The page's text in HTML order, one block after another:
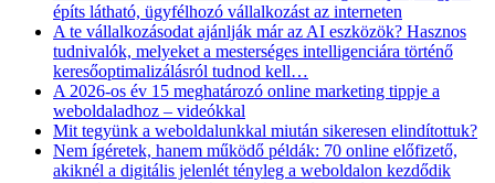
építs látható, ügyfélhozó vállalkozást az interneten
A te vállalkozásodat ajánlják már az AI eszközök? Hasznos
tudnivalók, melyeket a mesterséges intelligenciára történő
keresőoptimalizálásról tudnod kell…
A 2026-os év 15 meghatározó online marketing tippje a
weboldaladhoz – videókkal
Mit tegyünk a weboldalunkkal miután sikeresen elindítottuk?
Nem ígéretek, hanem működő példák: 70 online előfizető,
akiknél a digitális jelenlét tényleg a weboldalon kezdődik